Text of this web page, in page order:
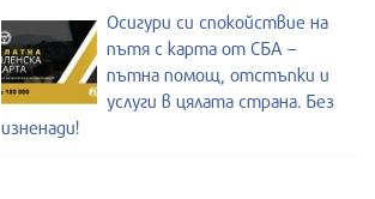
Осигури си спокойствие на
пътя с карта от СБА –
пътна помощ, отстъпки и
услуги в цялата страна. Без
изненади!